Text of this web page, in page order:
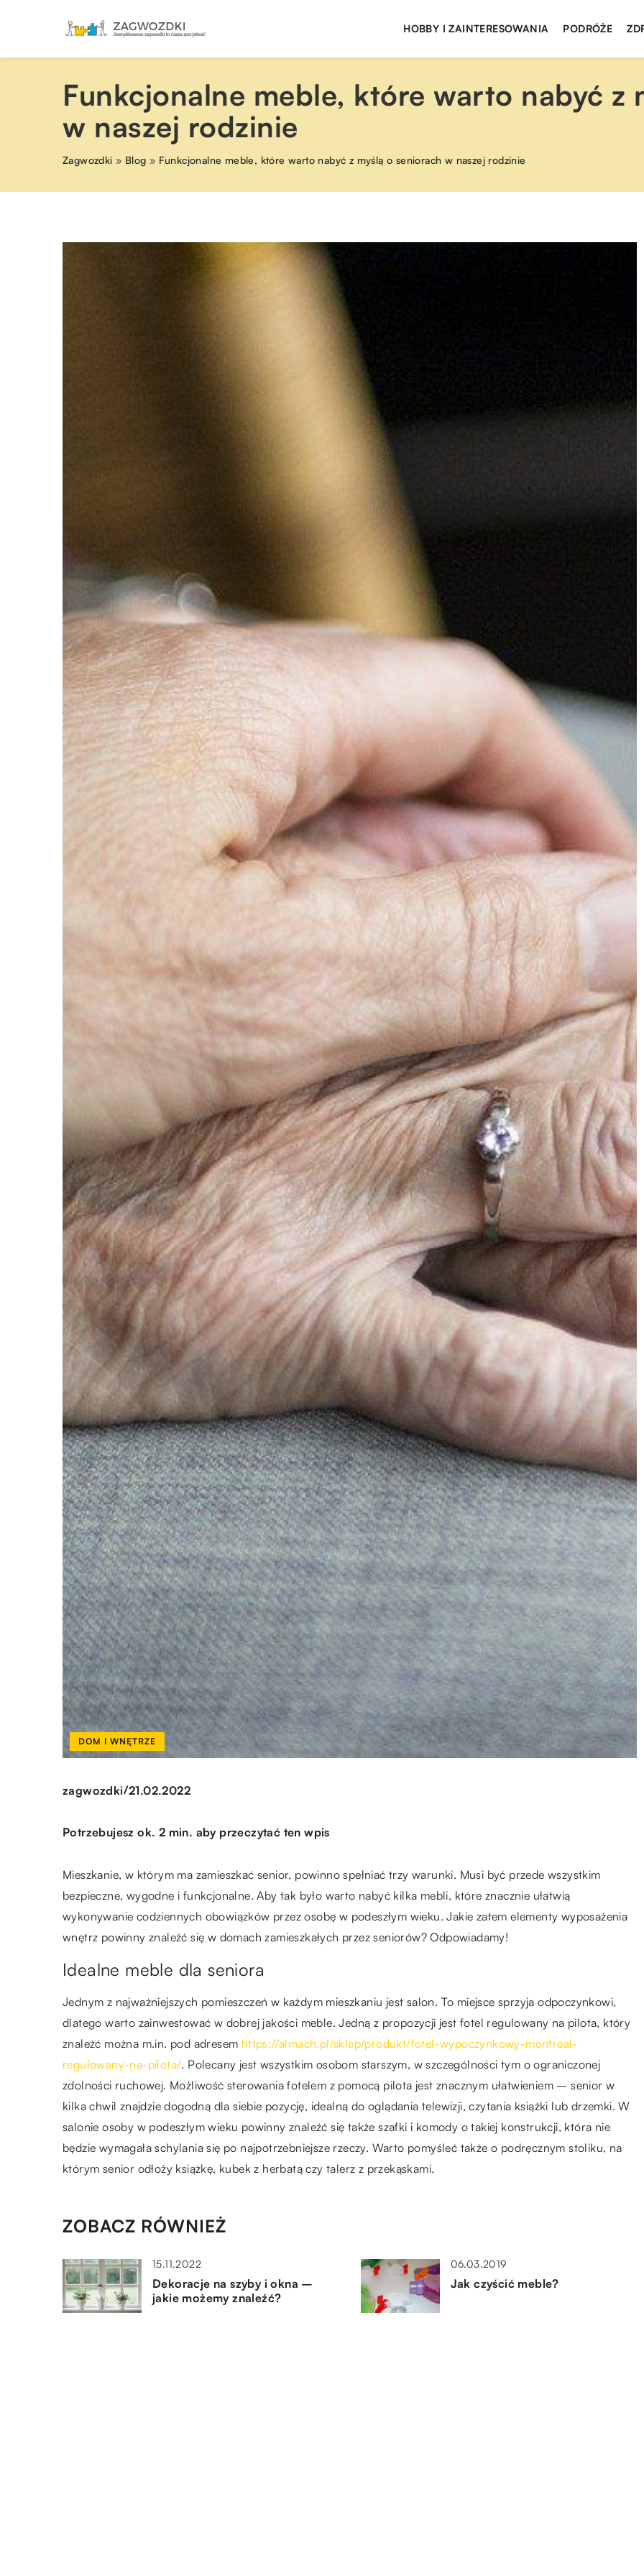
HOBBY I ZAINTERESOWANIA PODRÓŻE
Funkcjonalne meble, które warto nabyć z
w naszej rodzinie
Zagwozdki » Blog » Funkcjonalne meble, które warto nabyć z myślą o seniorach w naszej rodzinie
DOM I WNĘTRZE
zagwozdki/21.02.2022
Potrzebujesz ok. 2 min. aby przeczytać ten wpis
Mieszkanie, w którym ma zamieszkać senior, powinno spełniać trzy warunki. Musi być przede wszystkim
bezpieczne, wygodne i funkcjonalne. Aby tak było warto nabyć kilka mebli, które znacznie ułatwią
wykonywanie codziennych obowiązków przez osobę w podeszłym wieku. Jakie zatem elementy wyposażenia
wnętrz powinny znaleźć się w domach zamieszkałych przez seniorów? Odpowiadamy!
Idealne meble dla seniora
Jednym z najważniejszych pomieszczeń w każdym mieszkaniu jest salon. To miejsce sprzyja odpoczynkowi,
dlatego warto zainwestować w dobrej jakości meble. Jedną z propozycji jest fotel regulowany na pilota, który
znaleźć można m.in. pod adresem https://almach.pl/sklep/produkt/fotel-wypoczynkowy-montreal-
regulowany-na-pilota/. Polecany jest wszystkim osobom starszym, w szczególności tym o ograniczonej
zdolności ruchowej. Możliwość sterowania fotelem z pomocą pilota jest znacznym ułatwieniem – senior w
kilka chwil znajdzie dogodną dla siebie pozycję, idealną do oglądania telewizji, czytania książki lub drzemki. W
salonie osoby w podeszłym wieku powinny znaleźć się także szafki i komody o takiej konstrukcji, która nie
będzie wymagała schylania się po najpotrzebniejsze rzeczy. Warto pomyśleć także o podręcznym stoliku, na
którym senior odłoży książkę, kubek z herbatą czy talerz z przekąskami.
ZOBACZ RÓWNIEŻ
15.11.2022
Dekoracje na szyby i okna –
jakie możemy znaleźć?
06.03.2019
Jak czyścić meble?